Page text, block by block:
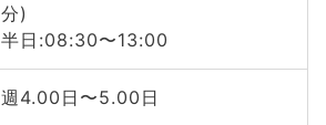
分)
半日:08:30〜13:00
週4.00日〜5.00日